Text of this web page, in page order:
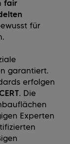
fair
für
garantiert.
erfolgen
. Die
Experten